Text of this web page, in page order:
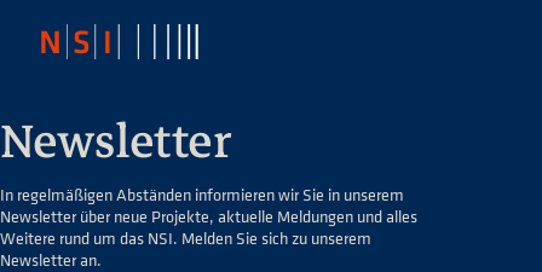
Newsletter
In regelmäßigen Abständen informieren wir Sie in unserem
Newsletter über neue Projekte, aktuelle Meldungen und alles
Weitere rund um das NSI. Melden Sie sich zu unserem
Newsletter an.